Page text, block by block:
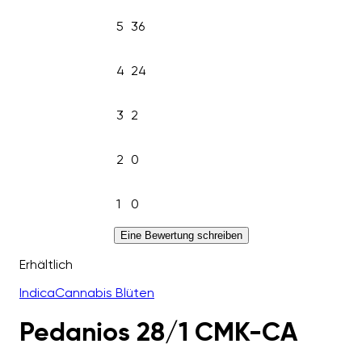
5 36
4 24
3 2
2 0
1 0
Eine Bewertung schreiben
Erhältlich
IndicaCannabis Blüten
Pedanios 28/1 CMK-CA